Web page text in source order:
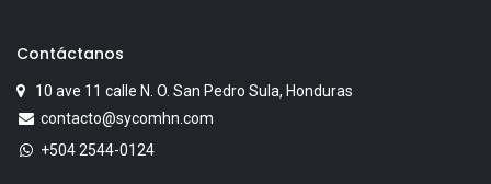
Contáctanos
10 ave 11 calle N. O. San Pedro Sula, Honduras
contacto@sycomhn.com
+504 2544-0124